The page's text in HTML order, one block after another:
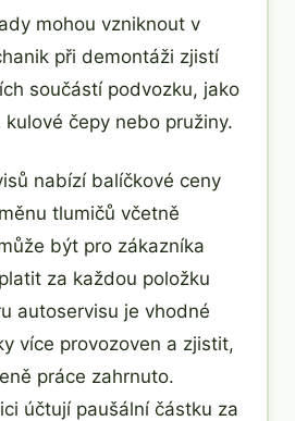
mohou vzniknout v
při demontáži zjistí
součástí podvozku, jako
čepy nebo pružiny.
nabízí balíčkové ceny
tlumičů včetně
být pro zákazníka
za každou položku
autoservisu je vhodné
více provozoven a zjistit,
práce zahrnuto.
účtují paušální částku za